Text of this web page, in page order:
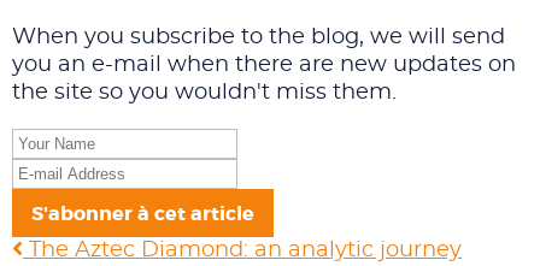
When you subscribe to the blog, we will send
you an e-mail when there are new updates on
the site so you wouldn't miss them.
Your
Name
E-
Address
S'abonner à cet article
The Aztec Diamond: an analytic journey